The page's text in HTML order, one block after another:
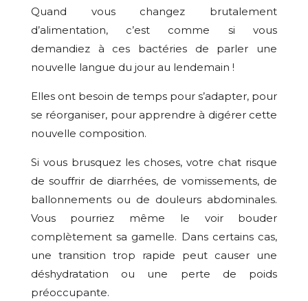
Quand vous changez brutalement
d’alimentation, c’est comme si vous
demandiez à ces bactéries de parler une
nouvelle langue du jour au lendemain !
Elles ont besoin de temps pour s’adapter, pour
se réorganiser, pour apprendre à digérer cette
nouvelle composition.
Si vous brusquez les choses, votre chat risque
de souffrir de diarrhées, de vomissements, de
ballonnements ou de douleurs abdominales.
Vous pourriez même le voir bouder
complètement sa gamelle. Dans certains cas,
une transition trop rapide peut causer une
déshydratation ou une perte de poids
préoccupante.